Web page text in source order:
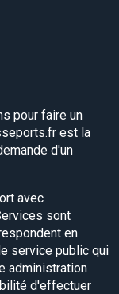
pour faire un
est la
d'un
avec
sont
en
service public qui
administration
d'effectuer